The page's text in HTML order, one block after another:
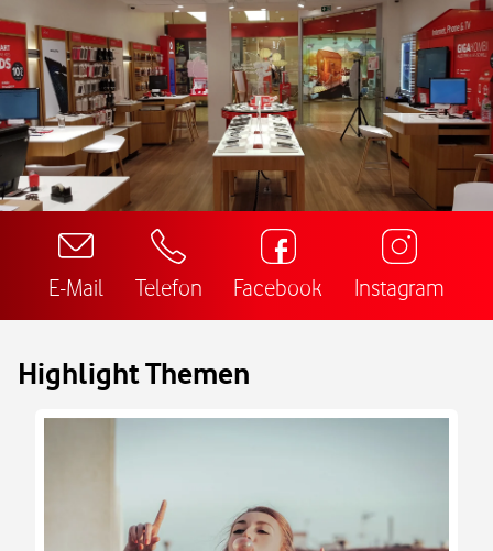
E-Mail Telefon Facebook Instagram
Highlight Themen